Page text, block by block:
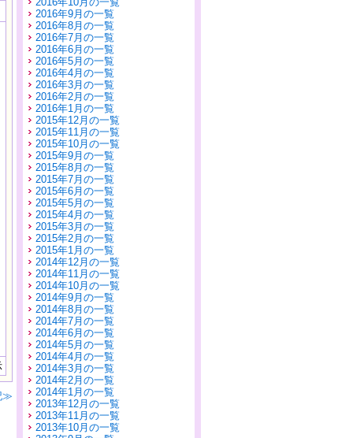
≫
2016年9月の一覧
2016年8月の一覧
2016年7月の一覧
2016年6月の一覧
2016年5月の一覧
2016年4月の一覧
2016年3月の一覧
2016年2月の一覧
2016年1月の一覧
2015年12月の一覧
2015年11月の一覧
2015年10月の一覧
2015年9月の一覧
2015年8月の一覧
2015年7月の一覧
2015年6月の一覧
2015年5月の一覧
2015年4月の一覧
2015年3月の一覧
2015年2月の一覧
2015年1月の一覧
2014年12月の一覧
2014年11月の一覧
2014年10月の一覧
2014年9月の一覧
2014年8月の一覧
2014年7月の一覧
2014年6月の一覧
2014年5月の一覧
2014年4月の一覧
2014年3月の一覧
2014年2月の一覧
2014年1月の一覧
2013年12月の一覧
2013年11月の一覧
2013年10月の一覧